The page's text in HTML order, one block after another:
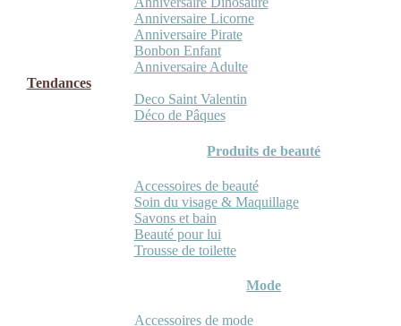
Anniversaire Licorne
Anniversaire Pirate
Bonbon Enfant
Anniversaire Adulte
Tendances
Deco Saint Valentin
Déco de Pâques
Produits de beauté
Accessoires de beauté
Soin du visage & Maquillage
Savons et bain
Beauté pour lui
Trousse de toilette
Mode
Accessoires de mode